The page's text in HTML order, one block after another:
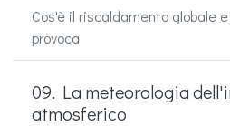
Cos'è il riscaldamento globale
provoca
09. La meteorologia
atmosferico